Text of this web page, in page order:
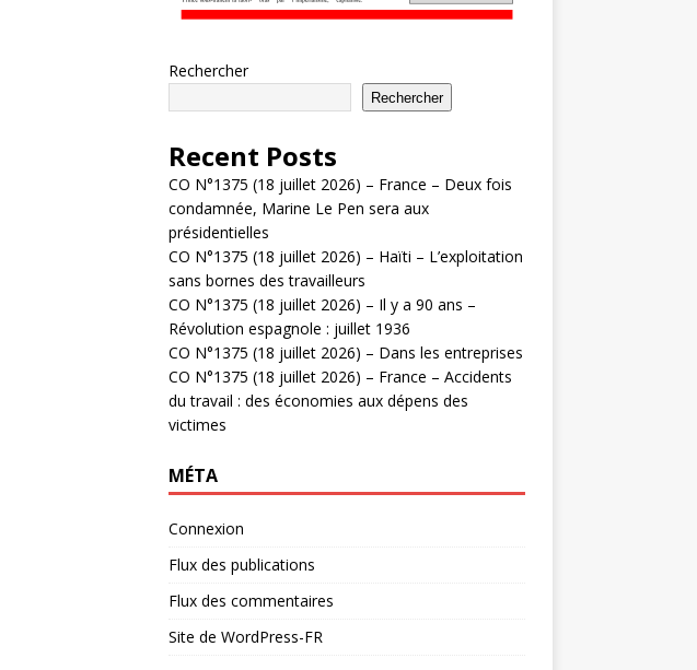
Rechercher
Rechercher
Recent Posts
CO N°1375 (18 juillet 2026) – France – Deux fois
condamnée, Marine Le Pen sera aux
présidentielles
CO N°1375 (18 juillet 2026) – Haïti – L’exploitation
sans bornes des travailleurs
CO N°1375 (18 juillet 2026) – Il y a 90 ans –
Révolution espagnole : juillet 1936
CO N°1375 (18 juillet 2026) – Dans les entreprises
CO N°1375 (18 juillet 2026) – France – Accidents
du travail : des économies aux dépens des
victimes
MÉTA
Connexion
Flux des publications
Flux des commentaires
Site de WordPress-FR